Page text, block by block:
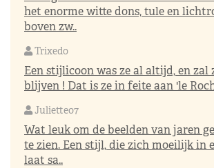
het enorme witte dons, tule en
boven zw..
Trixedo
Een stijlicoon was ze al altijd, en zal
blijven ! Dat is ze in feite aan 'le
Juliette07
Wat leuk om de beelden van jaren
te zien. Een stijl, die zich moeilijk in
laat sa..